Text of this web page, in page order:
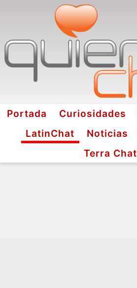
Portada Curiosidades
LatinChat
Noticias
Terra Chat